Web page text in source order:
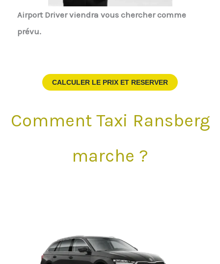
Airport Driverviendra vous chercher comme
prévu.
CALCULER LE PRIX ET RESERVER
Comment Taxi Ransberg
marche ?